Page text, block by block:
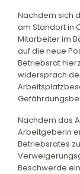
Nachdem sich
am Standort in
Mitarbeiter im
auf die neue
Betriebsrat
widersprach
Nachdem das
Arbeitgeberin
Betriebsrates
Beschwerde